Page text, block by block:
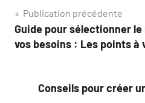
Navigation
de
Publication précédente
Guide pour sélectionner
vos besoins : Les points à
Conseils pour créer